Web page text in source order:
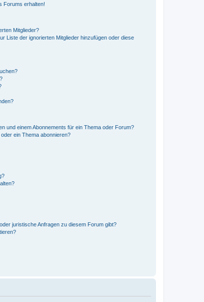
Forums erhalten!
Mitglieder?
Liste der ignorierten Mitglieder hinzufügen oder diese
und einem Abonnements für ein Thema oder Forum?
ein Thema abonnieren?
juristische Anfragen zu diesem Forum gibt?